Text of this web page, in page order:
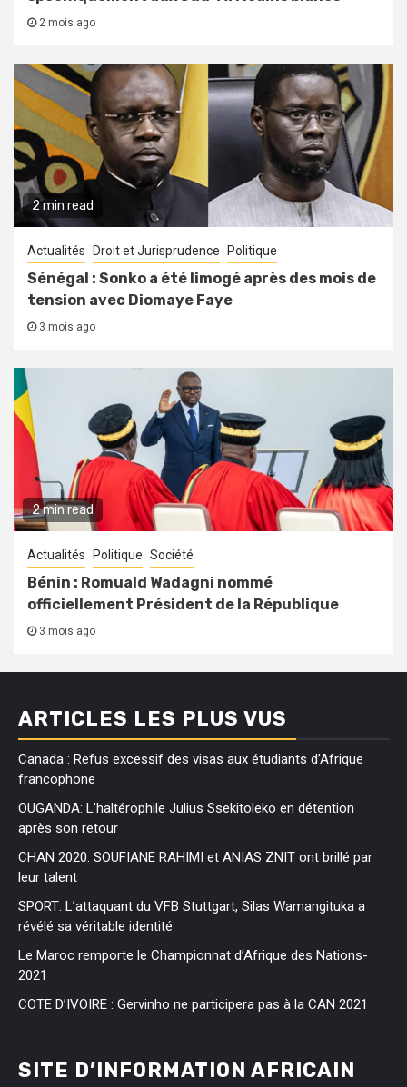
2 mois ago
2 min read
Actualités Droit et Jurisprudence Politique
Sénégal : Sonko a été limogé après des mois de
tension avec Diomaye Faye
3 mois ago
2 min read
Actualités Politique Société
Bénin : Romuald Wadagni nommé
officiellement Président de la République
3 mois ago
ARTICLES LES PLUS VUS
Canada : Refus excessif des visas aux étudiants d’Afrique
francophone
OUGANDA: L’haltérophile Julius Ssekitoleko en détention
après son retour
CHAN 2020: SOUFIANE RAHIMI et ANIAS ZNIT ont brillé par
leur talent
SPORT: L’attaquant du VFB Stuttgart, Silas Wamangituka a
révélé sa véritable identité
Le Maroc remporte le Championnat d’Afrique des Nations-
2021
COTE D’IVOIRE : Gervinho ne participera pas à la CAN 2021
SITE D’INFORMATION AFRICAIN